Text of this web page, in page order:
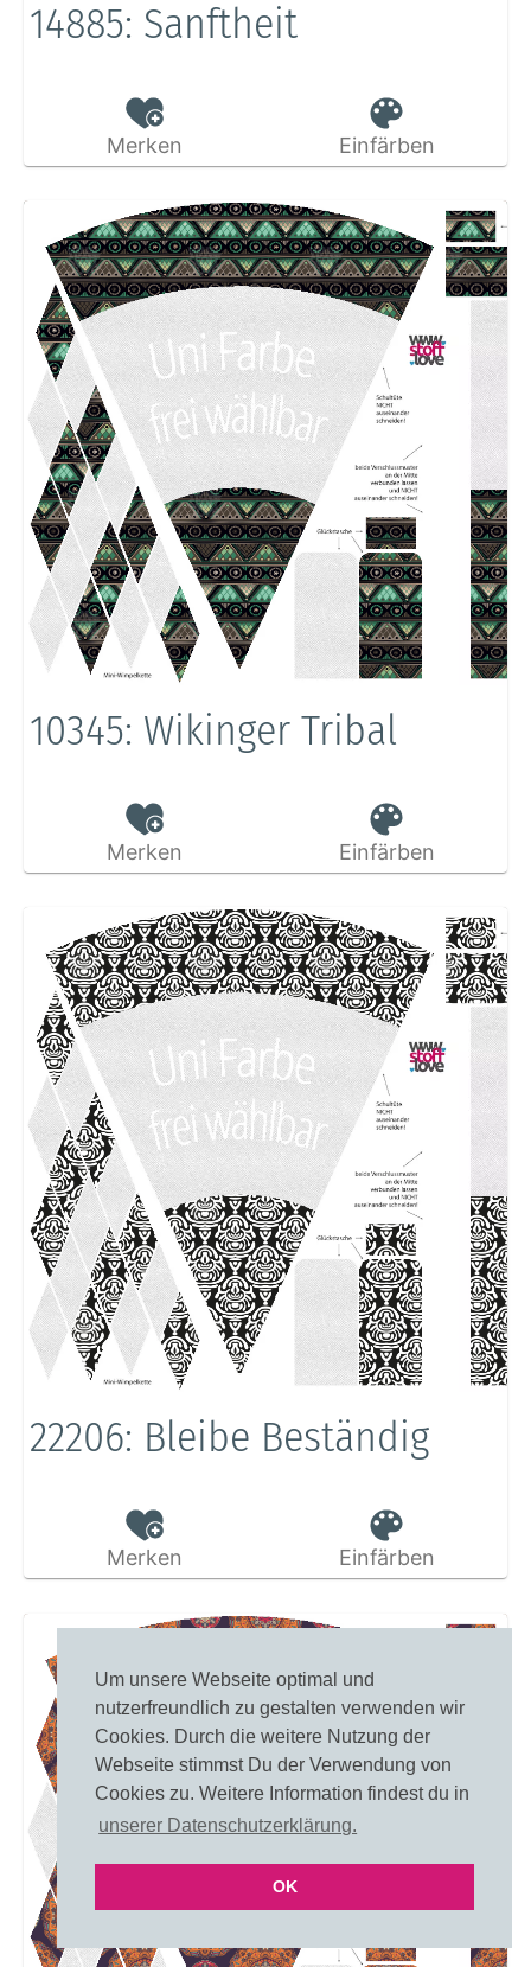
Um unsere Webseite optimal und
nutzerfreundlich zu gestalten verwenden wir
Cookies. Durch die weitere Nutzung der
Webseite stimmst Du der Verwendung von
Cookies zu. Weitere Information findest du in
unserer Datenschutzerklärung.
OK
14885: Sanftheit
Merken Einfärben
10345: Wikinger Tribal
Merken Einfärben
22206: Bleibe Beständig
Merken Einfärben